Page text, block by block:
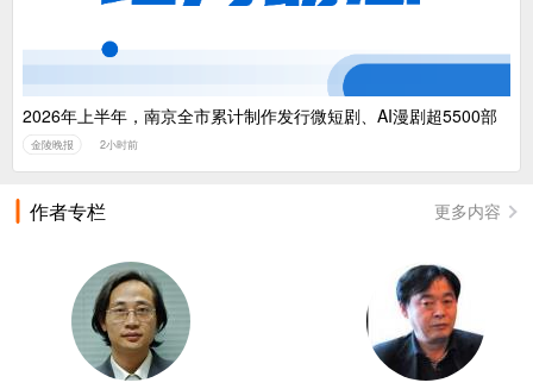
2026年上半年，南京全市累计制作发行微短剧、AI漫剧超5500部
金陵晚报 2小时前
作者专栏 更多内容